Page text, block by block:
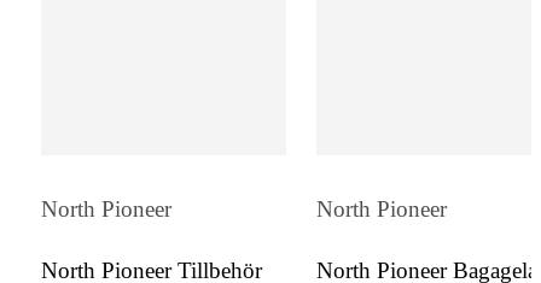
North Pioneer
North Pioneer Tillbehör
North Pioneer
North Pioneer